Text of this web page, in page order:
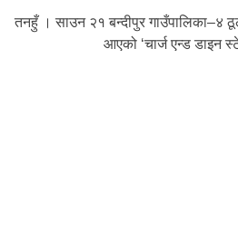
तनहुँ । साउन २१ बन्दीपुर गाउँपालिका–४
आएको ‘चार्ज एन्ड डाइन